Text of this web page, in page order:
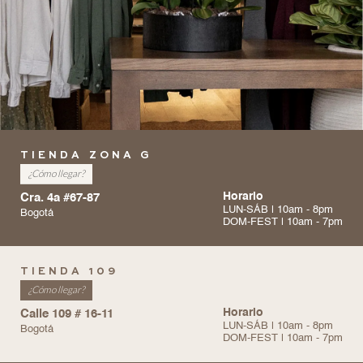
TIENDA ZONA G
¿Cómo llegar?
Cra. 4a #67-87
Bogotá
Horario
LUN-SÁB | 10am - 8pm
DOM-FEST | 10am - 7pm
TIENDA 109
¿Cómo llegar?
Calle 109 # 16-11
Bogotá
Horario
LUN-SÁB | 10am - 8pm
DOM-FEST | 10am - 7pm